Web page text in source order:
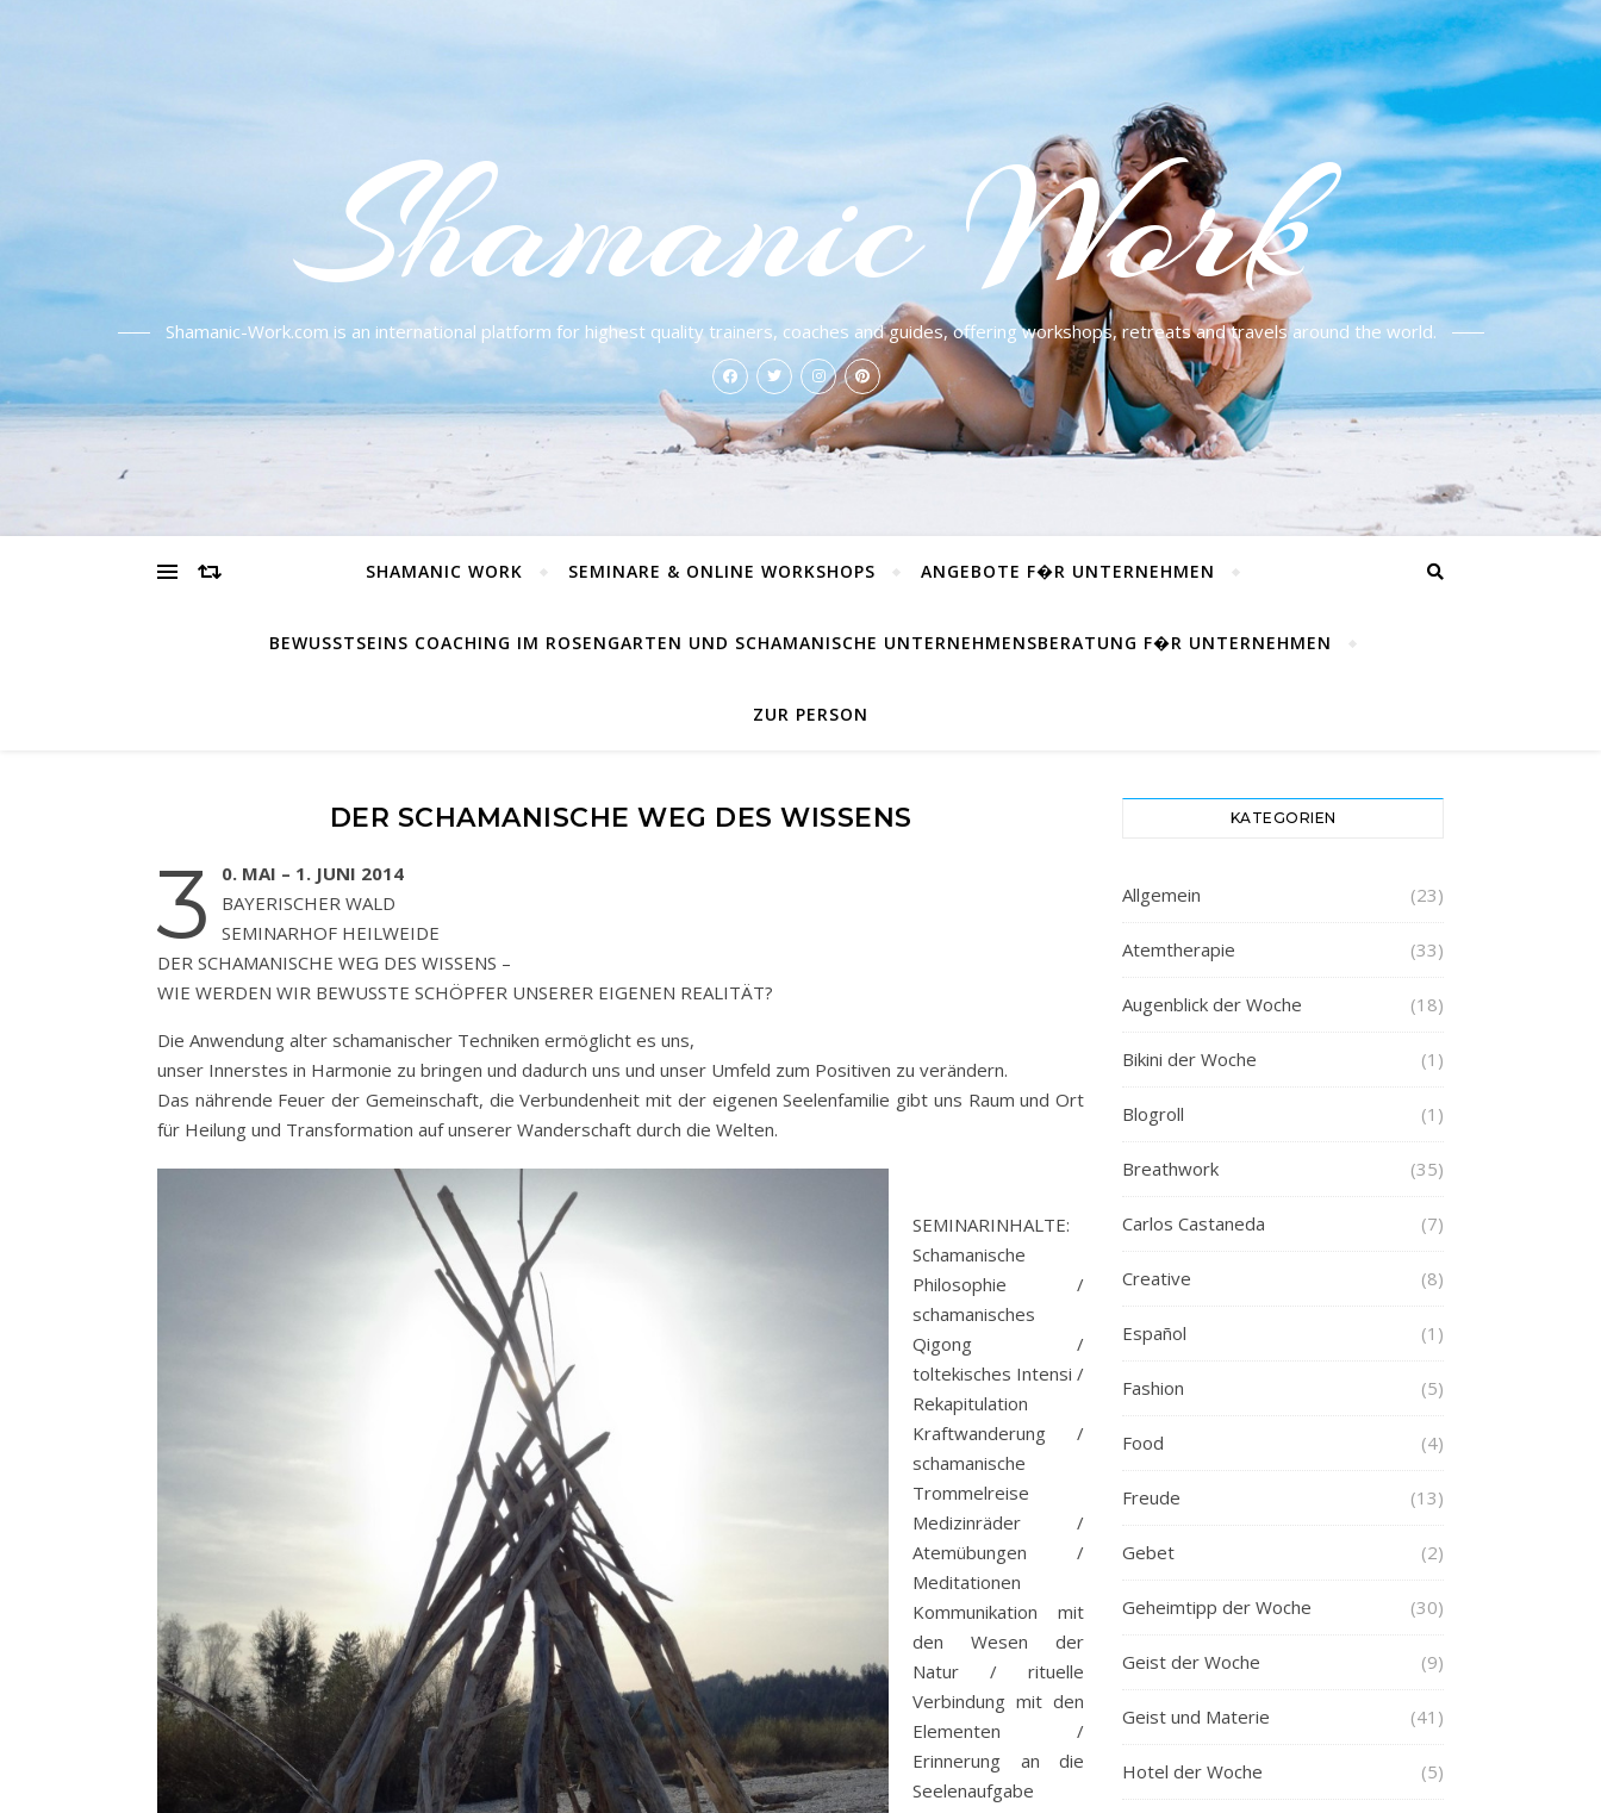
Shamanic Work
Shamanic-Work.com is an international platform for highest quality trainers, coaches and guides, offering workshops, retreats and travels around the world.
SHAMANIC WORK SEMINARE & ONLINE WORKSHOPS ANGEBOTE F�R UNTERNEHMEN
BEWUSSTSEINS COACHING IM ROSENGARTEN UND SCHAMANISCHE UNTERNEHMENSBERATUNG F�R UNTERNEHMEN
ZUR PERSON
DER SCHAMANISCHE WEG DES WISSENS
3
0. MAI – 1. JUNI 2014
BAYERISCHER WALD
SEMINARHOF HEILWEIDE
DER SCHAMANISCHE WEG DES WISSENS –
WIE WERDEN WIR BEWUSSTE SCHÖPFER UNSERER EIGENEN REALITÄT?
Die Anwendung alter schamanischer Techniken ermöglicht es uns,
unser Innerstes in Harmonie zu bringen und dadurch uns und unser Umfeld zum Positiven zu verändern.
Das nährende Feuer der Gemeinschaft, die Verbundenheit mit der eigenen Seelenfamilie gibt uns Raum und Ort
für Heilung und Transformation auf unserer Wanderschaft durch die Welten.
SEMINARINHALTE:
Schamanische
Philosophie /
schamanisches
Qigong /
toltekisches Intensi /
Rekapitulation
Kraftwanderung /
schamanische
Trommelreise
Medizinräder /
Atemübungen /
Meditationen
Kommunikation mit
den Wesen der
Natur / rituelle
Verbindung mit den
Elementen /
Erinnerung an die
Seelenaufgabe
KATEGORIEN
Allgemein (23)
Atemtherapie (33)
Augenblick der Woche (18)
Bikini der Woche (1)
Blogroll (1)
Breathwork (35)
Carlos Castaneda (7)
Creative (8)
Español (1)
Fashion (5)
Food (4)
Freude (13)
Gebet (2)
Geheimtipp der Woche (30)
Geist der Woche (9)
Geist und Materie (41)
Hotel der Woche (5)